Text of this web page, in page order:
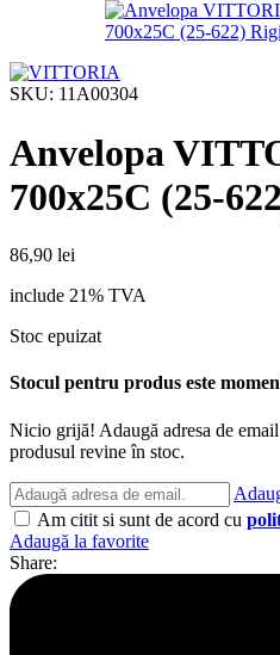
SKU: 11A00304
Anvelopa
700x25C (25-
86,90 lei
include 21% TVA
Stoc epuizat
Stocul pentru produs este
Nicio grijă! Adaugă adresa de
produsul revine în stoc.
Am citit si sunt de acord cu
Adaugă la favorite
Share: